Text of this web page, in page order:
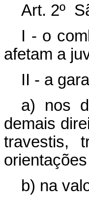
Art. 2º
I - o
afetam a
II - a
a) nos
demais
travestis,
b) na